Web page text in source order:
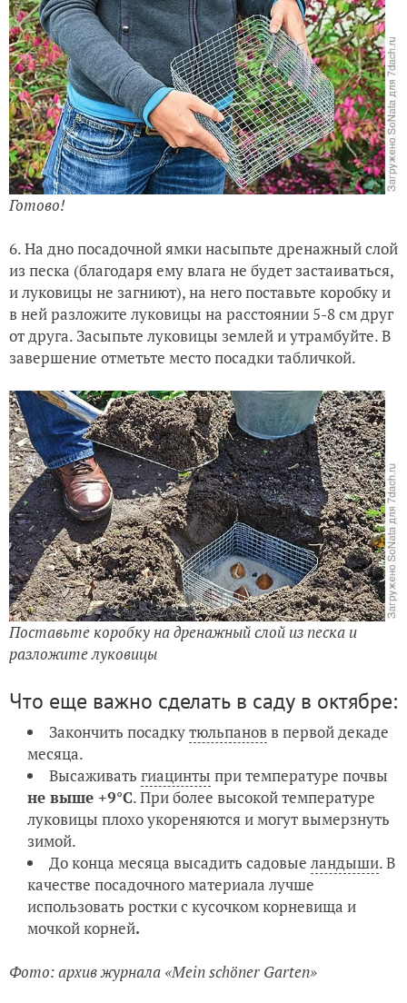
Готово!
6. На дно посадочной ямки насыпьте дренажный слой
из песка (благодаря ему влага не будет застаиваться,
и луковицы не загниют), на него поставьте коробку и
в ней разложите луковицы на расстоянии 5-8 см друг
от друга. Засыпьте луковицы землей и утрамбуйте. В
завершение отметьте место посадки табличкой.
Поставьте коробку на дренажный слой из песка и
разложите луковицы
Что еще важно сделать в саду в октябре:
Закончить посадкутюльпановв первой декаде
месяца.
Высаживать гиацинты при температуре почвы
не выше +9°С. При более высокой температуре
луковицы плохо укореняются и могут вымерзнуть
зимой.
До конца месяца высадить садовые ландыши. В
качестве посадочного материала лучше
использовать ростки с кусочком корневища и
мочкой корней.
Фото: архив журнала «Mein schöner Garten»